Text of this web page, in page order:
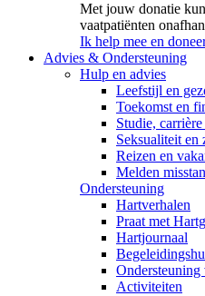
Met jouw donatie
vaatpatiënten
Ik help mee en
Advies & Ondersteuning
Hulp en advies
Leefstijl en
Toekomst en
Studie,
Seksualiteit en
Reizen en
Melden
Ondersteuning
Hartverhalen
Praat met
Hartjournaal
Ondersteuning
Activiteiten